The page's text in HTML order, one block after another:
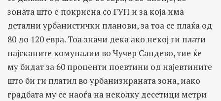
зоната што е покриена со ГУП и за која има
детални урбанистички планови, за тоа се плаќа од
80 до 120 евра. Тоа значи дека ако некој ги плати
најскапите комуналии во Чучер Сандево, тие ќе
му бидат за 60 проценти поевтини од најевтините
што би ги платил во урбанизираната зона, иако
градбата му се наоѓа на неколку десетици метри